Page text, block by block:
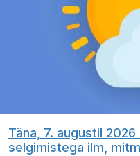
Täna, 7. augustil
selgimistega ilm,